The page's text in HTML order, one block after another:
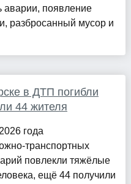
аварии, появление
разбросанный мусор и
в ДТП погибли
44 жителя
года
транспортных
повлекли тяжёлые
ещё 44 получили